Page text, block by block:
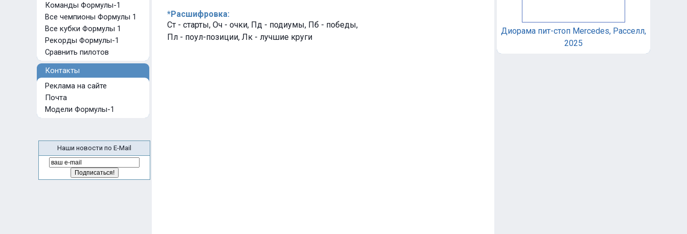
Команды Формулы-1
Все чемпионы Формулы 1
Все кубки Формулы 1
Рекорды Формулы-1
Сравнить пилотов
Контакты
Реклама на сайте
Почта
Модели Формулы-1
Наши новости по E-Mail
*Расшифровка:
Ст - старты, Оч - очки, Пд - подиумы, Пб - победы,
Пл - поул-позиции, Лк - лучшие круги
Диорама пит-стоп Mercedes, Расселл,
2025